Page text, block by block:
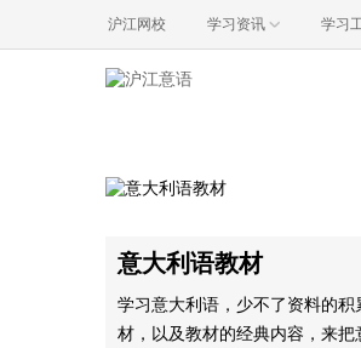
沪江网校 学习资讯 学习
意大利语教材
学习意大利语，少不了资料的
材，以及教材的经典内容，来把